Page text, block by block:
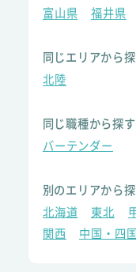
富山県
福井県
同じエリアから
北陸
同じ職種から探す
バーテンダー
別のエリアから
北海道
東北
関西
中国・四国